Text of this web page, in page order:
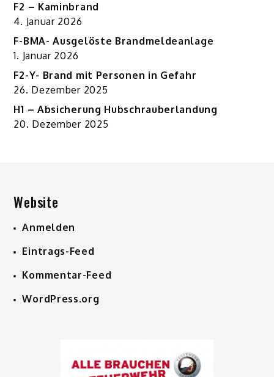
F2 – Kaminbrand
4. Januar 2026
F-BMA- Ausgelöste Brandmeldeanlage
1. Januar 2026
F2-Y- Brand mit Personen in Gefahr
26. Dezember 2025
H1 – Absicherung Hubschrauberlandung
20. Dezember 2025
Website
Anmelden
Eintrags-Feed
Kommentar-Feed
WordPress.org